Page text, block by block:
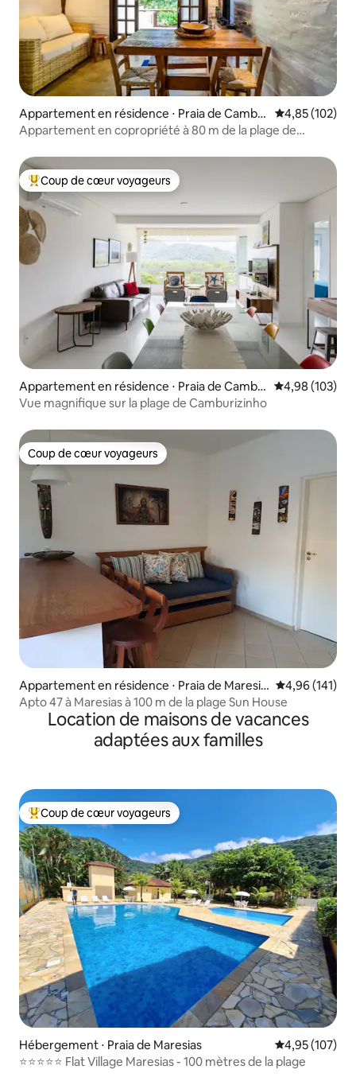
Appartement en résidence ⋅ Praia de Cambu
rí
Évaluation
4,85 (102)
Appartement en copropriété à 80 m de la plage de
Coups de cœur voyageurs les plus appréciés
Coup de cœur voyageurs
Appartement en résidence ⋅ Praia de Cambu
ri
Évaluation
4,98 (103)
Vue magnifique sur la plage de Camburizinho
Coup de cœur voyageurs
Coup de cœur voyageurs
Appartement en résidence ⋅ Praia de Maresia
s, São Sebastião
Évaluation
4,96 (141)
Apto 47 à Maresias à 100 m de la plage Sun House
Location de maisons de vacances
adaptées aux familles
Coups de cœur voyageurs les plus appréciés
Coup de cœur voyageurs
Hébergement ⋅ Praia de Maresias Évaluation
4,95 (107)
⭐️⭐️⭐️⭐️⭐️ Flat Village Maresias - 100 mètres de la plage